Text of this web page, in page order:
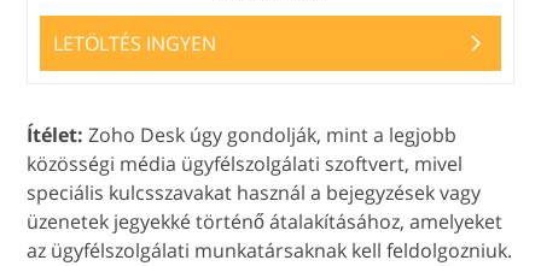
LETÖLTÉS INGYEN
Ítélet: Zoho Desk úgy gondolják, mint a legjobb
közösségi média ügyfélszolgálati szoftvert, mivel
speciális kulcsszavakat használ a bejegyzések vagy
üzenetek jegyekké történő átalakításához, amelyeket
az ügyfélszolgálati munkatársaknak kell feldolgozniuk.